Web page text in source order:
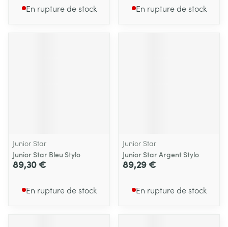
En rupture de stock En rupture de stock
Junior Star
Junior Star Bleu Stylo
89,30 €
En rupture de stock
Junior Star
Junior Star Argent Stylo
89,29 €
En rupture de stock